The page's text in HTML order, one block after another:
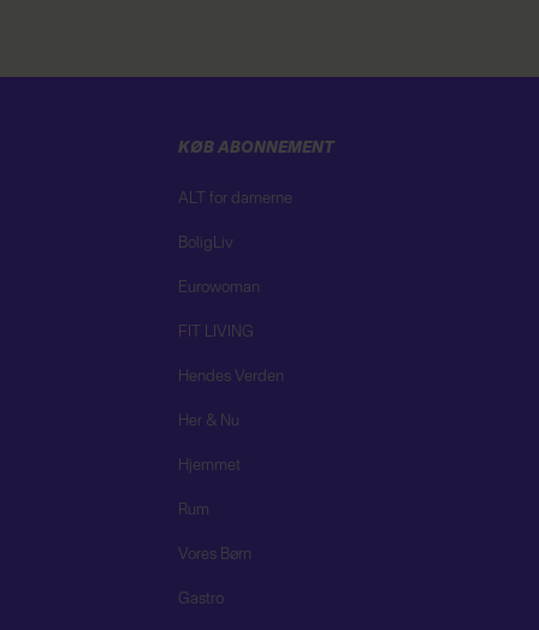
KØB ABONNEMENT
ALT for damerne
BoligLiv
Eurowoman
FIT LIVING
Hendes Verden
Her & Nu
Hjemmet
Rum
Vores Børn
Gastro